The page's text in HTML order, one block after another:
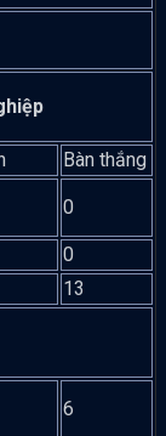
Bàn thắng
0
0
13
6